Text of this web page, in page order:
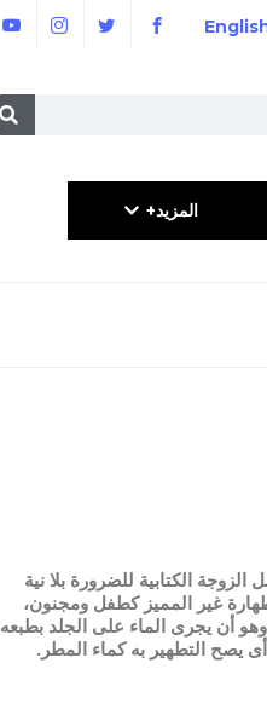
المزيد+
الكتابية للضرورة بلا نية
غير المميز كطفل ومجنون،
أن يجرى الماء على الجلد بطبعه
يصح التطهير به كماء المطر.